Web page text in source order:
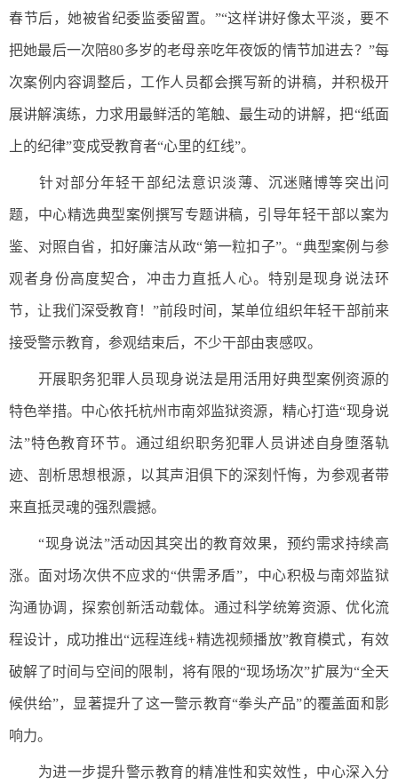
春节后，她被省纪委监委留置。”“这样讲好像太平淡，要不
把她最后一次陪80多岁的老母亲吃年夜饭的情节加进去？”每
次案例内容调整后，工作人员都会撰写新的讲稿，并积极开
展讲解演练，力求用最鲜活的笔触、最生动的讲解，把“纸面
上的纪律”变成受教育者“心里的红线”。
针对部分年轻干部纪法意识淡薄、沉迷赌博等突出问
题，中心精选典型案例撰写专题讲稿，引导年轻干部以案为
鉴、对照自省，扣好廉洁从政“第一粒扣子”。“典型案例与参
观者身份高度契合，冲击力直抵人心。特别是现身说法环
节，让我们深受教育！”前段时间，某单位组织年轻干部前来
接受警示教育，参观结束后，不少干部由衷感叹。
开展职务犯罪人员现身说法是用活用好典型案例资源的
特色举措。中心依托杭州市南郊监狱资源，精心打造“现身说
法”特色教育环节。通过组织职务犯罪人员讲述自身堕落轨
迹、剖析思想根源，以其声泪俱下的深刻忏悔，为参观者带
来直抵灵魂的强烈震撼。
“现身说法”活动因其突出的教育效果，预约需求持续高
涨。面对场次供不应求的“供需矛盾”，中心积极与南郊监狱
沟通协调，探索创新活动载体。通过科学统筹资源、优化流
程设计，成功推出“远程连线+精选视频播放”教育模式，有效
破解了时间与空间的限制，将有限的“现场场次”扩展为“全天
候供给”，显著提升了这一警示教育“拳头产品”的覆盖面和影
响力。
为进一步提升警示教育的精准性和实效性，中心深入分